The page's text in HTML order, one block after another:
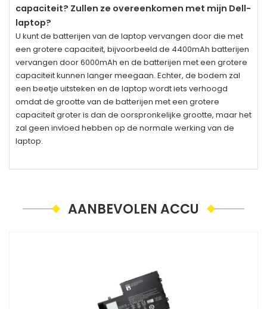
capaciteit? Zullen ze overeenkomen met mijn Dell-
laptop?
U kunt de batterijen van de laptop vervangen door die met
een grotere capaciteit, bijvoorbeeld de 4400mAh batterijen
vervangen door 6000mAh en de batterijen met een grotere
capaciteit kunnen langer meegaan. Echter, de bodem zal
een beetje uitsteken en de laptop wordt iets verhoogd
omdat de grootte van de batterijen met een grotere
capaciteit groter is dan de oorspronkelijke grootte, maar het
zal geen invloed hebben op de normale werking van de
laptop.
AANBEVOLEN ACCU